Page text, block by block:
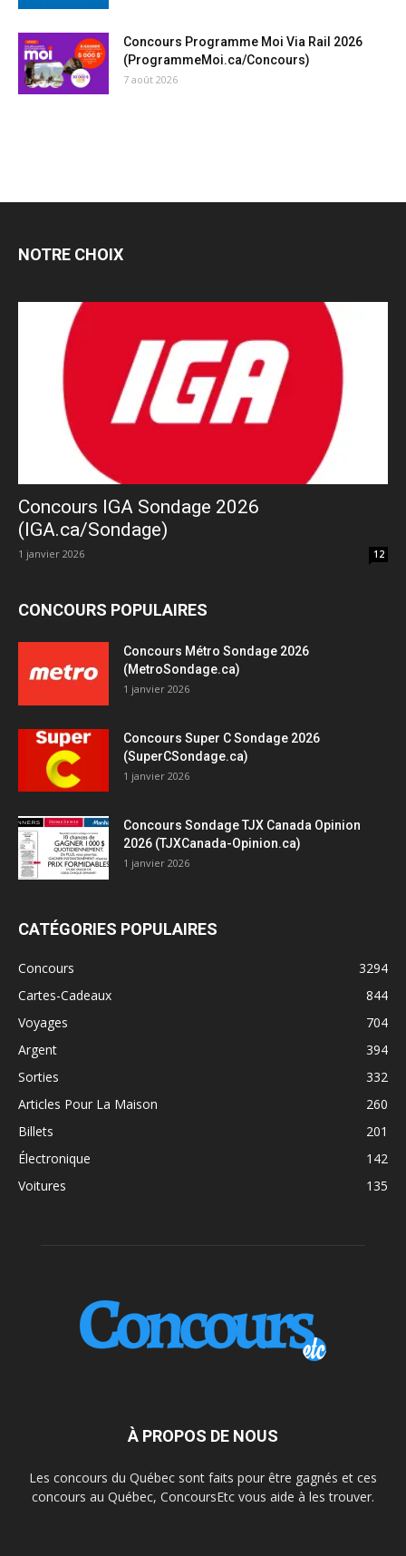
Concours Programme Moi Via Rail 2026
(ProgrammeMoi.ca/Concours)
7 août 2026
NOTRE CHOIX
Concours IGA Sondage 2026
(IGA.ca/Sondage)
1 janvier 2026 12
CONCOURS POPULAIRES
Concours Métro Sondage 2026
(MetroSondage.ca)
1 janvier 2026
Concours Super C Sondage 2026
(SuperCSondage.ca)
1 janvier 2026
Concours Sondage TJX Canada Opinion
2026 (TJXCanada-Opinion.ca)
1 janvier 2026
CATÉGORIES POPULAIRES
Concours
3294
Cartes-Cadeaux
844
Voyages
704
Argent
394
Sorties
332
Articles Pour La Maison
260
Billets
201
Électronique
142
Voitures
135
À PROPOS DE NOUS
Les concours du Québec sont faits pour être gagnés et ces
concours au Québec, ConcoursEtc vous aide à les trouver.